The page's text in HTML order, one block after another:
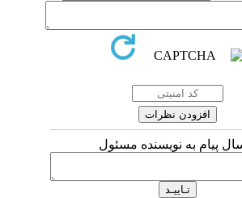
پیام به نویسنده مسئول